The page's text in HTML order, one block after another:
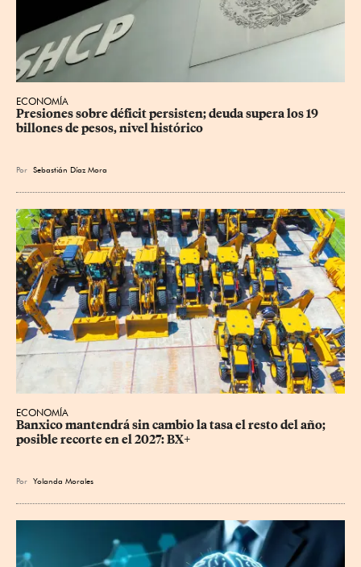
ECONOMÍA
Presiones sobre déficit persisten; deuda supera los 19
billones de pesos, nivel histórico
Por Sebastián Díaz Mora
ECONOMÍA
Banxico mantendrá sin cambio la tasa el resto del año;
posible recorte en el 2027: BX+
Por Yolanda Morales